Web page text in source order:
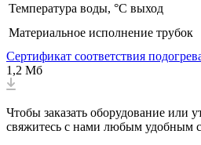
Температура воды, °С выход
Материальное исполнение трубок
Сертификат соответствия
1,2 Мб
Чтобы заказать оборудование или
свяжитесь с нами любым удобным